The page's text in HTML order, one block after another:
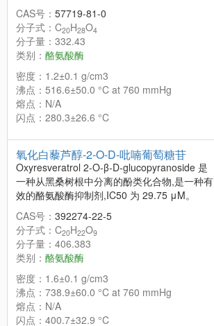
CAS号： 57719-81-0
分子式：C20H28O4
分子量：332.43
类别： 酪氨酸酶
密度：1.2±0.1 g/cm3
沸点：516.6±50.0 °C at 760 mmHg
熔点：N/A
闪点：280.3±26.6 °C
氧化白藜芦醇-2-O-D-吡喃葡萄糖苷
Oxyresveratrol 2-O-β-D-glucopyranoside 是
一种从黑桑树根中分离的酚类化合物,是一种有
效的酪氨酸酶抑制剂,IC50 为 29.75 μM。
CAS号： 392274-22-5
分子式：C20H22O9
分子量：406.383
类别： 酪氨酸酶
密度：1.6±0.1 g/cm3
沸点：738.9±60.0 °C at 760 mmHg
熔点：N/A
闪点：400.7±32.9 °C